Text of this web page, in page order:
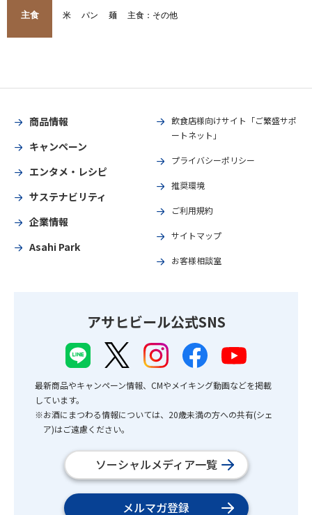
主食 米 パン 麺 主食：その他
商品情報
キャンペーン
エンタメ・レシピ
サステナビリティ
企業情報
Asahi Park
飲食店様向けサイト「ご繁盛サポ
ートネット」
プライバシーポリシー
推奨環境
ご利用規約
サイトマップ
お客様相談室
アサヒビール公式SNS
最新商品やキャンペーン情報、CMやメイキング動画などを掲載
しています。
※お酒にまつわる情報については、20歳未満の方への共有(シェ
ア)はご遠慮ください。
ソーシャルメディア一覧
メルマガ登録